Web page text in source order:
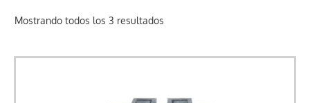
Mostrando todos los 3 resultados